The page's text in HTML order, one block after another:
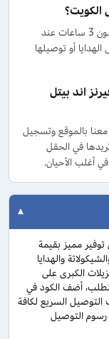
الكويت؟
يتم توصيل الطلبات إلى كافة أنحاء الكويت في غضون 3 ساعات عند
أو توصيلها
اند بيتل
بالموقع وتسجيل
في الحقل
2026 للاستفادة من توفير مميز بقيمة
والهدايا
الكبرى على
أضف الكود في
السريع لكافة
التوصيل